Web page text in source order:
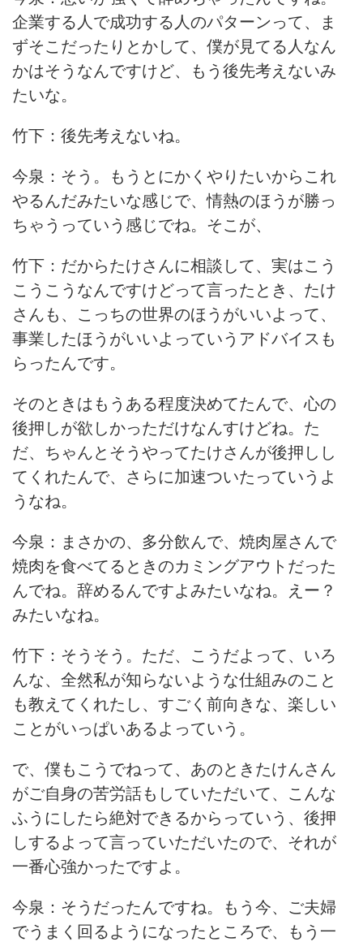
企業する人で成功する人のパターンって、ま
ずそこだったりとかして、僕が見てる人なん
かはそうなんですけど、もう後先考えないみ
たいな。
竹下：後先考えないね。
今泉：そう。もうとにかくやりたいからこれ
やるんだみたいな感じで、情熱のほうが勝っ
ちゃうっていう感じでね。そこが、
竹下：だからたけさんに相談して、実はこう
こうこうなんですけどって言ったとき、たけ
さんも、こっちの世界のほうがいいよって、
事業したほうがいいよっていうアドバイスも
らったんです。
そのときはもうある程度決めてたんで、心の
後押しが欲しかっただけなんすけどね。た
だ、ちゃんとそうやってたけさんが後押しし
てくれたんで、さらに加速ついたっていうよ
うなね。
今泉：まさかの、多分飲んで、焼肉屋さんで
焼肉を食べてるときのカミングアウトだった
んでね。辞めるんですよみたいなね。えー？
みたいなね。
竹下：そうそう。ただ、こうだよって、いろ
んな、全然私が知らないような仕組みのこと
も教えてくれたし、すごく前向きな、楽しい
ことがいっぱいあるよっていう。
で、僕もこうでねって、あのときたけんさん
がご自身の苦労話もしていただいて、こんな
ふうにしたら絶対できるからっていう、後押
しするよって言っていただいたので、それが
一番心強かったですよ。
今泉：そうだったんですね。もう今、ご夫婦
でうまく回るようになったところで、もう一